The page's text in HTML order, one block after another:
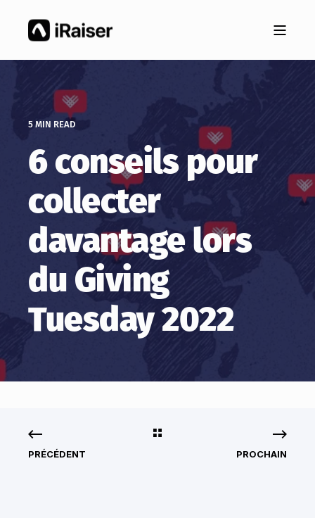
5 MIN READ
6 conseils pour
collecter
davantage lors
du Giving
Tuesday 2022
PRÉCÉDENT PROCHAIN